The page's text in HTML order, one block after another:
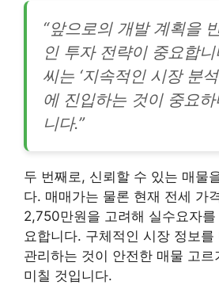
“앞으로의 개발 계획을
인 투자 전략이 중요합
씨는 ‘지속적인 시장 분
에 진입하는 것이 중요하
니다.”
두 번째로, 신뢰할 수 있는 매물
다. 매매가는 물론 현재 전세 가
2,750만원을 고려해 실수요자
요합니다. 구체적인 시장 정보를
관리하는 것이 안전한 매물 고
미칠 것입니다.